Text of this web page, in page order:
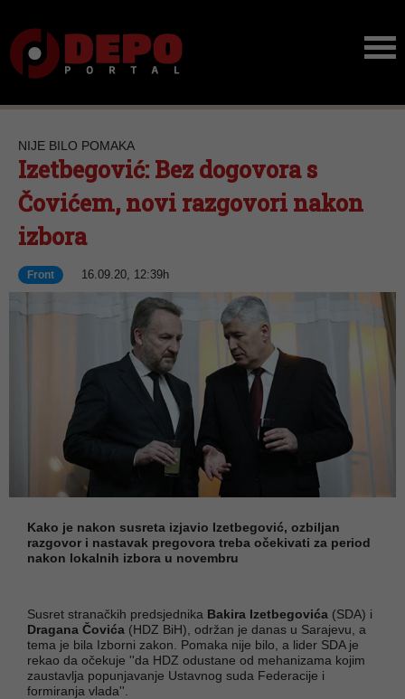
NIJE BILO POMAKA
Izetbegović: Bez dogovora s
Čovićem, novi razgovori nakon
izbora
Front 16.09.20, 12:39h
Kako je nakon susreta izjavio Izetbegović, ozbiljan
razgovor i nastavak pregovora treba očekivati za period
nakon lokalnih izbora u novembru
Susret stranačkih predsjednika Bakira Izetbegovića (SDA) i
Dragana Čovića (HDZ BiH), održan je danas u Sarajevu, a
tema je bila Izborni zakon. Pomaka nije bilo, a lider SDA je
rekao da očekuje ''da HDZ odustane od mehanizama kojim
zaustavlja popunjavanje Ustavnog suda Federacije i
formiranja vlada''.